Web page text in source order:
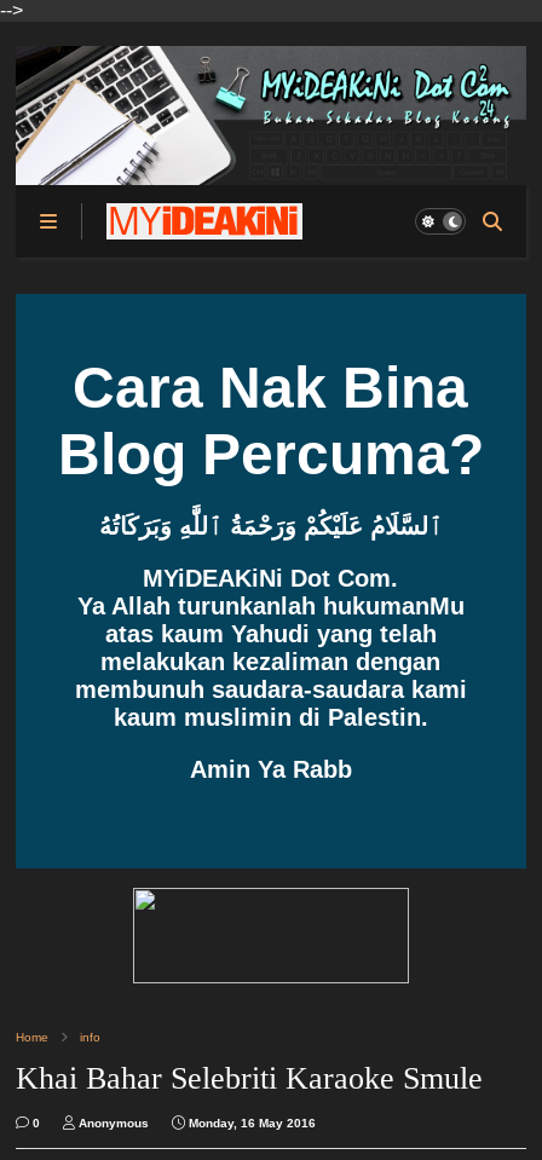
-->
Cara Nak Bina
Blog Percuma?
ٱلسَّلَامُ عَلَيْكُمْ وَرَحْمَةُ ٱللَّٰهِ وَبَرَكَاتُهُ
MYiDEAKiNi Dot Com.
Ya Allah turunkanlah hukumanMu
atas kaum Yahudi yang telah
melakukan kezaliman dengan
membunuh saudara-saudara kami
kaum muslimin di Palestin.
Amin Ya Rabb
Home info
Khai Bahar Selebriti Karaoke Smule
0 Anonymous Monday, 16 May 2016